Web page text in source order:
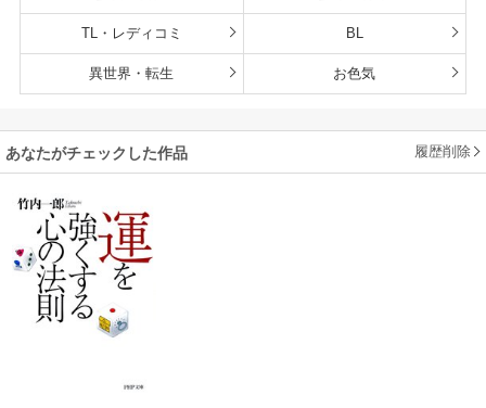
TL・レディコミ BL
異世界・転生 お色気
あなたがチェックした作品 履歴削除